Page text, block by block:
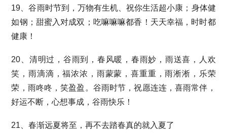
19、谷雨时节到，万物有生机、祝你生活超小康；身体健
如钢；甜蜜入对成双；吃嘛嘛嘛都香！天天幸福，时时都
健康！
20、清明过，谷雨到，春风暖，春雨妙，雨送喜，人欢
笑，雨滴滴，福浓浓，雨蒙蒙，喜重重，雨淅淅，乐荣
荣，雨咚咚，笑盈盈。谷雨时节，祝愿连连，喜雨常伴，
好运不断，心想事成，谷雨快乐！
21、春渐远夏将至，再不去踏春真的就入夏了